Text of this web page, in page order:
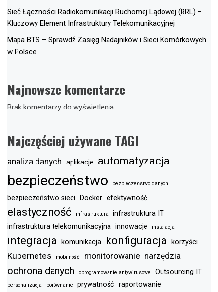
Sieć Łączności Radiokomunikacji Ruchomej Lądowej (RRL) –
Kluczowy Element Infrastruktury Telekomunikacyjnej
Mapa BTS – Sprawdź Zasięg Nadajników i Sieci Komórkowych
w Polsce
Najnowsze komentarze
Brak komentarzy do wyświetlenia.
Najczęściej używane TAGI
analiza danych aplikacje automatyzacja
bezpieczeństwo bezpieczeństwo danych
bezpieczeństwo sieci Docker efektywność
elastyczność infrastruktura
infrastruktura IT
infrastruktura telekomunikacyjna innowacje instalacja
integracja komunikacja konfiguracja korzyści
Kubernetes mobilność monitorowanie narzędzia
ochrona danych oprogramowanie antywirusowe Outsourcing IT
personalizacja porównanie prywatność raportowanie